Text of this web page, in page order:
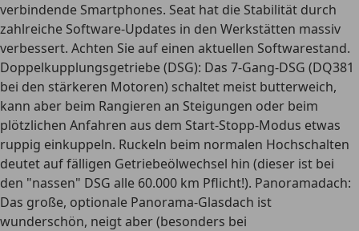
verbindende Smartphones. Seat hat die Stabilität durch
zahlreiche Software-Updates in den Werkstätten massiv
verbessert. Achten Sie auf einen aktuellen Softwarestand.
Doppelkupplungsgetriebe (DSG): Das 7-Gang-DSG (DQ381
bei den stärkeren Motoren) schaltet meist butterweich,
kann aber beim Rangieren an Steigungen oder beim
plötzlichen Anfahren aus dem Start-Stopp-Modus etwas
ruppig einkuppeln. Ruckeln beim normalen Hochschalten
deutet auf fälligen Getriebeölwechsel hin (dieser ist bei
den "nassen" DSG alle 60.000 km Pflicht!). Panoramadach:
Das große, optionale Panorama-Glasdach ist
wunderschön, neigt aber (besonders bei